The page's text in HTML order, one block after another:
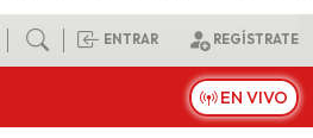
ENTRAR REGÍSTRATE
EN VIVO